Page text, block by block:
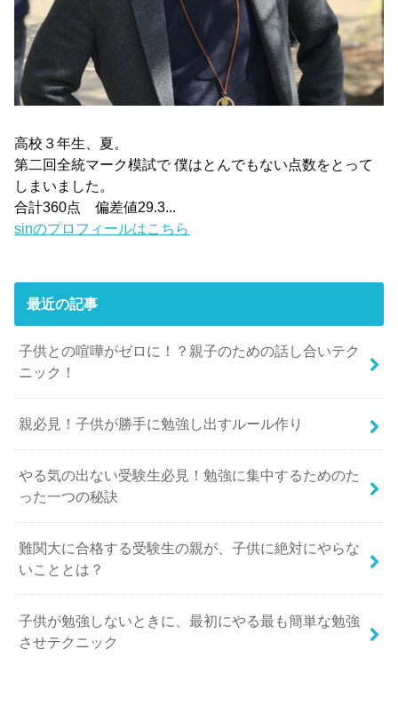
高校３年生、夏。
第二回全統マーク模試で 僕はとんでもない点数をとって
しまいました。
合計360点 偏差値29.3...
sinのプロフィールはこちら
最近の記事
子供との喧嘩がゼロに！？親子のための話し合いテク
ニック！
親必見！子供が勝手に勉強し出すルール作り
やる気の出ない受験生必見！勉強に集中するためのた
った一つの秘訣
難関大に合格する受験生の親が、子供に絶対にやらな
いこととは？
子供が勉強しないときに、最初にやる最も簡単な勉強
させテクニック